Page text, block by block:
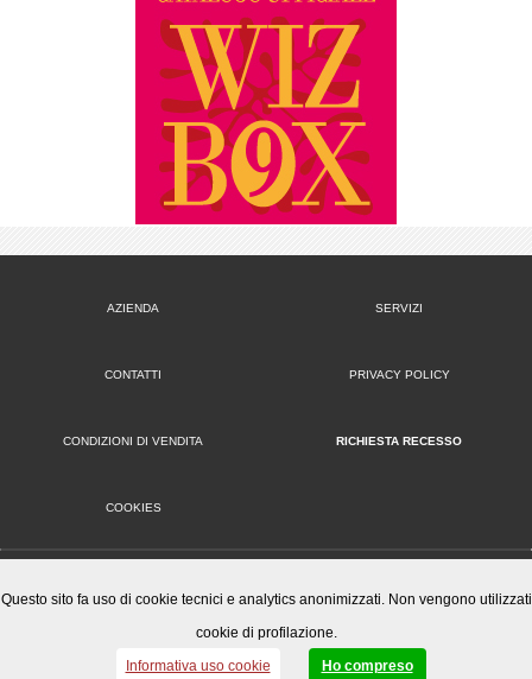
AZIENDA SERVIZI
CONTATTI PRIVACY POLICY
CONDIZIONI DI VENDITA RICHIESTA RECESSO
COOKIES
Mister Wizard S.r.l.
© 2014-15 Mister Wizard, tutti i diritti riservati. Logo Mister Wizard e altri marchi e loghi utilizzati in
questo sito sono di proprietà o concessi in licenza a Mister Wizard. reg. imp. C.F. e P.IVA
Questo sito fa uso di cookie tecnici e analytics anonimizzati. Non vengono utilizzati
cookie di profilazione.
Informativa uso cookie
Ho compreso